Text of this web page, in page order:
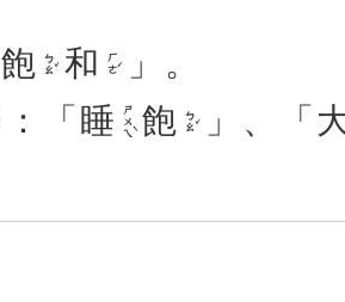
飽 ㄅㄠˇ 和 ㄏㄜˊ
」。
：「 睡 ㄕㄨㄟˋ 飽 ㄅㄠˇ 」、「